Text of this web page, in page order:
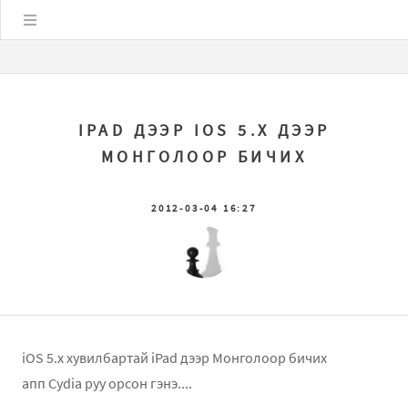
IPAD ДЭЭР IOS 5.X ДЭЭР
МОНГОЛООР БИЧИХ
2012-03-04 16:27
iOS 5.x хувилбартай iPad дээр Монголоор бичих
апп Cydia руу орсон гэнэ....